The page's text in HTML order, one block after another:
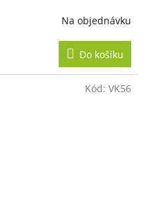
R
M
A
Na objednávku
Do košíku
Kód: VK56